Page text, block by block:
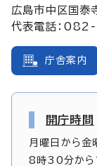
広島市中区国
代表電話：
庁舎案内
開庁時間
月曜日から金
8時30分から